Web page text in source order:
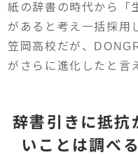
紙の辞書の時代から「
があると考え一括採用
笠岡高校だが、
がさらに進化したと言
辞書引きに抵抗
いことは調べ